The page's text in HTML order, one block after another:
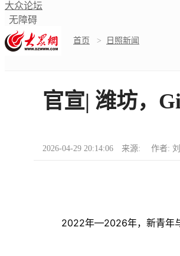
大众论坛
无障碍
首页 > 日照新闻
官宣| 潍坊，
2026-04-29 20:14:06 来源: 作者:
2022年—2026年，新青年